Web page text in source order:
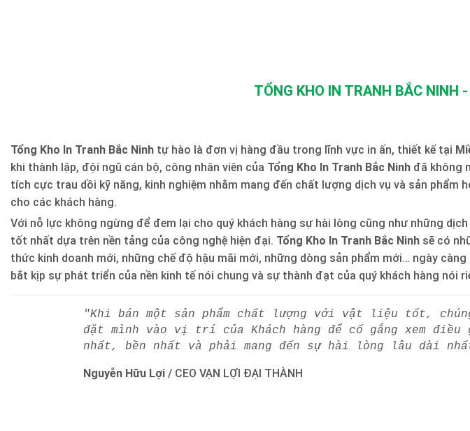
TỔNG KHO IN TRANH BẮC NINH
Tổng Kho In Tranh Bắc Ninh tự hào là đơn vị hàng đầu trong lĩnh vực in ấn, thiết kế tại
khi thành lập, đội ngũ cán bộ, công nhân viên của Tổng Kho In Tranh Bắc Ninh đã không
tích cực trau dồi kỹ năng, kinh nghiệm nhằm mang đến chất lượng dịch vụ và sản phẩm
cho các khách hàng.
Với nỗ lực không ngừng để đem lại cho quý khách hàng sự hài lòng cũng như những dịch
tốt nhất dựa trên nền tảng của công nghệ hiện đại. Tổng Kho In Tranh Bắc Ninh sẽ có
thức kinh doanh mới, những chế độ hậu mãi mới, những dòng sản phẩm mới… ngày
bắt kịp sự phát triển của nền kinh tế nói chung và sự thành đạt của quý khách hàng nói
"Khi bán một sản phẩm chất lượng với vật liệu tốt,
đặt mình vào vị trí của Khách hàng để cố gắng xem
nhất, bền nhất và phải mang đến sự hài lòng lâu dài
Nguyễn Hữu Lợi / CEO VẠN LỢI ĐẠI THÀNH